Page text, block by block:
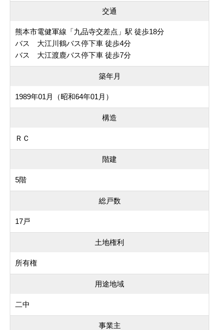
交通
熊本市電健軍線「九品寺交差点」駅 徒歩18分
バス 大江川鶴バス停下車 徒歩4分
バス 大江渡鹿バス停下車 徒歩7分
築年月
1989年01月（昭和64年01月）
構造
ＲＣ
階建
5階
総戸数
17戸
土地権利
所有権
用途地域
二中
事業主